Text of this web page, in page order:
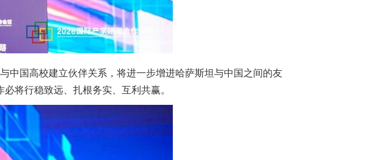
中国高校建立伙伴关系，将进一步增进哈萨斯坦与中国之间的友
将行稳致远、扎根务实、互利共赢。